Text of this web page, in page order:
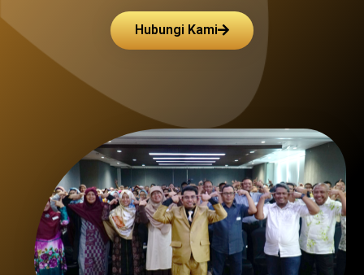
Hubungi Kami